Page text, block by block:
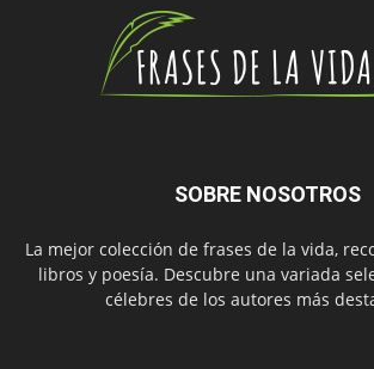
SOBRE NOSOTROS
La mejor colección de frases de la vida,
libros y poesía. Descubre una variada
célebres de los autores más